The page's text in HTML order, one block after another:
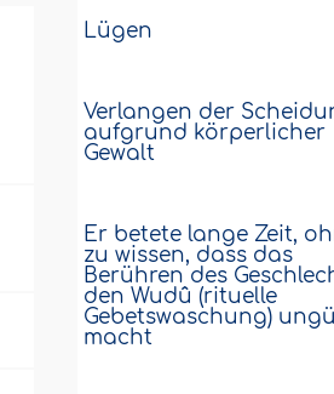
Lügen
Verlangen der
aufgrund körperlicher
Gewalt
Er betete lange Zeit,
zu wissen, dass das
Berühren des
den Wudû (rituelle
Gebetswaschung)
macht